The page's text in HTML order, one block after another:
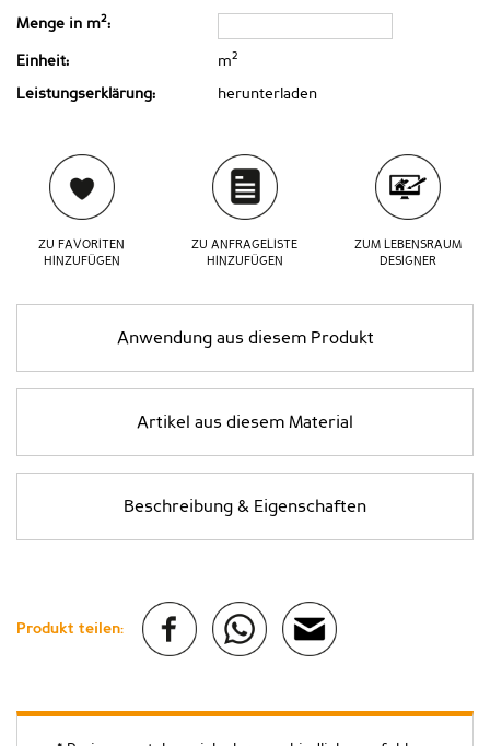
Menge in m2:
Einheit: m2
Leistungserklärung: herunterladen
ZU FAVORITEN
HINZUFÜGEN
ZU ANFRAGELISTE
HINZUFÜGEN
ZUM LEBENSRAUM
DESIGNER
Anwendung aus diesem Produkt
Artikel aus diesem Material
Beschreibung & Eigenschaften
Produkt teilen: